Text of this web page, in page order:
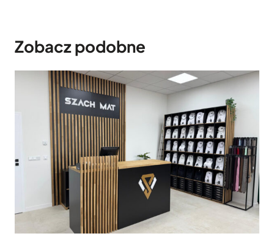
Zobacz podobne